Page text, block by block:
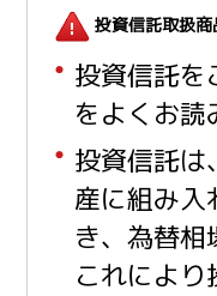
投資信託取扱
投資信託
をよくお
投資信託は
産に組み入
き、為替
これによ